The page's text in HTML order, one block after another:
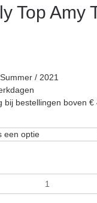
Top Amy
/ 2021
bij bestellingen boven €